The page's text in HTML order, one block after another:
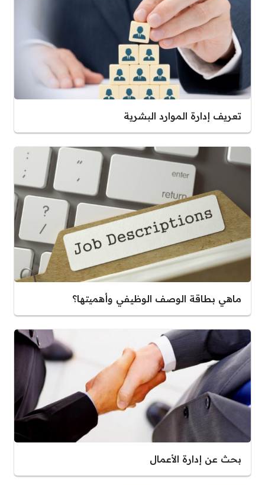
تعريف إدارة الموارد البشرية
ماهي بطاقة الوصف الوظيفي وأهميتها؟
بحث عن إدارة الأعمال